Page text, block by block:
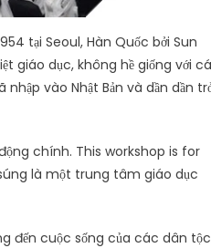
tại Seoul, Hàn Quốc bởi Sun
giáo dục, không hề giống với
vào Nhật Bản và dần dần
chính. This workshop is for
là một trung tâm giáo dục
đến cuộc sống của các dân tộc